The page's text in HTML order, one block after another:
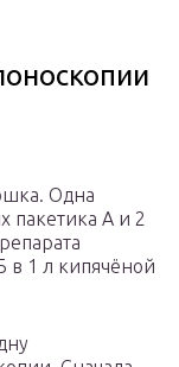
Одна
пакетика А и 2
в 1 л кипячёной